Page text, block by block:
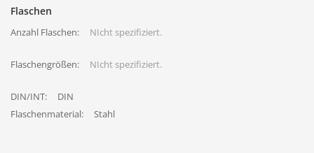
Flaschen
Anzahl Flaschen: NIcht spezifiziert.
Flaschengrößen: NIcht spezifiziert.
DIN/INT:
DIN
Flaschenmaterial:
Stahl